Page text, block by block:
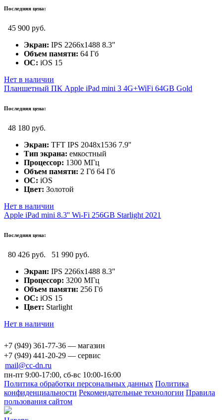
Последняя цена:
45 900 руб.
Экран: IPS 2266x1488 8.3"
Объем памяти: 64 Гб
ОС: iOS 15
Нет в наличии
Планшетный ПК Apple iPad mini 3 4G+WiFi 64GB Gold
Последняя цена:
48 180 руб.
Экран: TFT IPS 2048x1536 7.9''
Тип экрана: емкостный
Процессор: 1300 МГц
Объем памяти: 2 Гб 64 Гб
ОС: iOS
Цвет: Золотой
Нет в наличии
Apple iPad mini 8.3'' Wi-Fi 256GB Starlight 2021
Последняя цена:
80 426 руб.
51 990 руб.
Экран: IPS 2266x1488 8.3"
Процессор: 3200 МГц
Объем памяти: 256 Гб
ОС: iOS 15
Цвет: Starlight
Нет в наличии
+7 (949) 361-77-36 — магазин
+7 (949) 441-20-29 — сервис
mail@cc-dn.ru
пн-пт 9:00-17:00, сб-вс 10:00-16:00
Политика обработки персональных данных Политика
конфиденциальности Рекомендательные технологии Правила
пользования сайтом